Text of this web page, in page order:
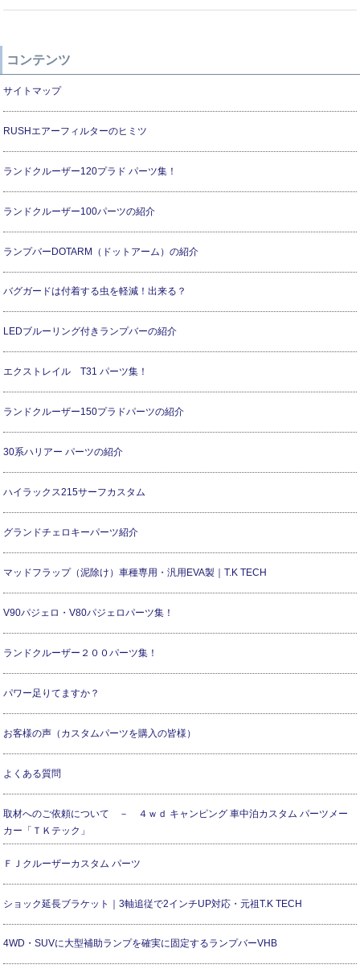
コンテンツ
サイトマップ
RUSHエアーフィルターのヒミツ
ランドクルーザー120プラド パーツ集！
ランドクルーザー100パーツの紹介
ランプバーDOTARM（ドットアーム）の紹介
バグガードは付着する虫を軽減！出来る？
LEDブルーリング付きランプバーの紹介
エクストレイル T31 パーツ集！
ランドクルーザー150プラドパーツの紹介
30系ハリアー パーツの紹介
ハイラックス215サーフカスタム
グランドチェロキーパーツ紹介
マッドフラップ（泥除け）車種専用・汎用EVA製｜T.K TECH
V90パジェロ・V80パジェロパーツ集！
ランドクルーザー２００パーツ集！
パワー足りてますか？
お客様の声（カスタムパーツを購入の皆様）
よくある質問
取材へのご依頼について － ４ｗｄ キャンピング 車中泊カスタム パーツメー
カー「ＴＫテック」
ＦＪクルーザーカスタム パーツ
ショック延長ブラケット｜3軸追従で2インチUP対応・元祖T.K TECH
4WD・SUVに大型補助ランプを確実に固定するランプバーVHB